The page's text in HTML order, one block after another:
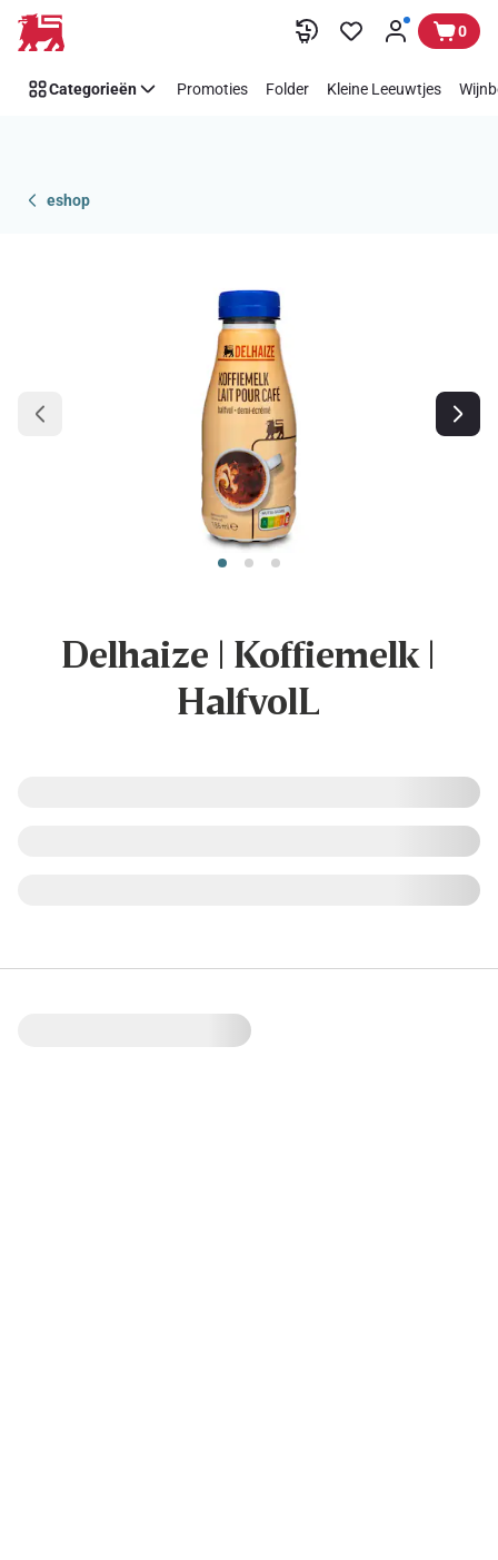
Overslaan 0
Categorieën Promoties Folder Kleine Leeuwtjes
eshop
Delhaize | Koffiemelk |
HalfvolL